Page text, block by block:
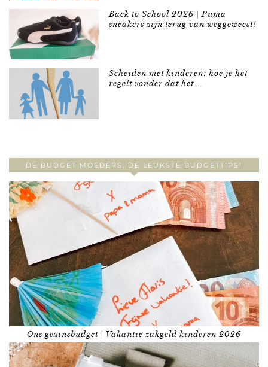
Back to School 2026 | Puma
sneakers zijn terug van weggeweest!
Scheiden met kinderen: hoe je het
regelt zonder dat het …
DE BUDGET MOEDERS, DE LEUKSTE BUDGETTIPS!
Ons gezinsbudget | Vakantie zakgeld kinderen 2026